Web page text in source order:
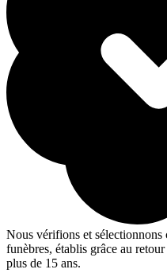
Nous vérifions et sélectionnons
funèbres, établis grâce au
plus de 15 ans.